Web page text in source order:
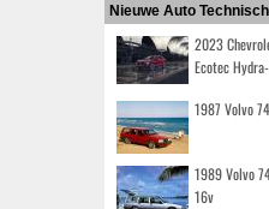
Nieuwe Auto
2023
Ecotec
1987 Volvo
1989 Volvo
16v